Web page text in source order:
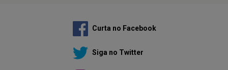
Curta no Facebook
Siga no Twitter